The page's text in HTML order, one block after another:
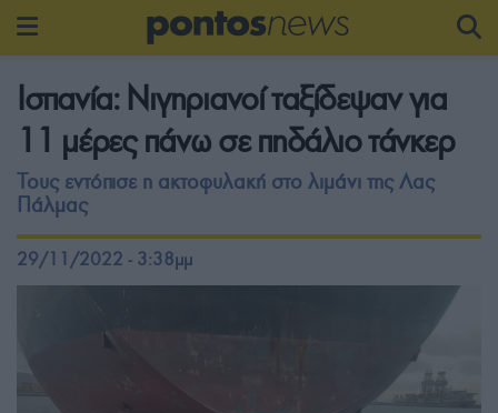
Ισπανία: Νιγηριανοί ταξίδεψαν για
11 μέρες πάνω σε πηδάλιο τάνκερ
Τους εντόπισε η ακτοφυλακή στο λιμάνι της Λας
Πάλμας
29/11/2022 - 3:38μμ